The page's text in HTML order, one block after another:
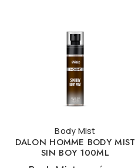
Body Mist
DALON HOMME BODY MIST
SIN BOY 100ML